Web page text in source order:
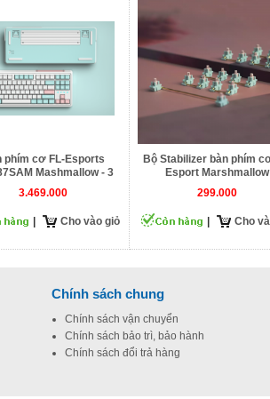
phím cơ FL-Esports
Mashmallow - 3
mode
3.469.000
Cho vào giỏ
Bộ Stabilizer bàn phím
Esport Marshmallow
299.000
Cho
Chính sách chung
Chính sách vận chuyển
Chính sách bảo trì, bảo hành
Chính sách đổi trả hàng